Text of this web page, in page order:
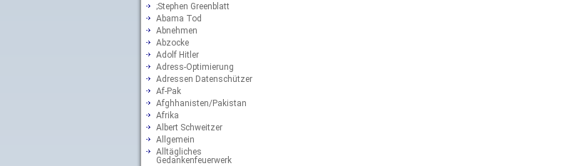
;Stephen Greenblatt
Abama Tod
Abnehmen
Abzocke
Adolf Hitler
Adress-Optimierung
Adressen Datenschützer
Af-Pak
Afghhanisten/Pakistan
Afrika
Albert Schweitzer
Allgemein
Alltägliches
Gedankenfeuerwerk